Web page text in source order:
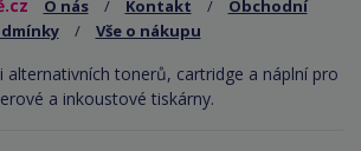
O nás / Kontakt /
Obchodní
/ Vše o nákupu
alternativních tonerů, cartridge a náplní pro
a inkoustové tiskárny.